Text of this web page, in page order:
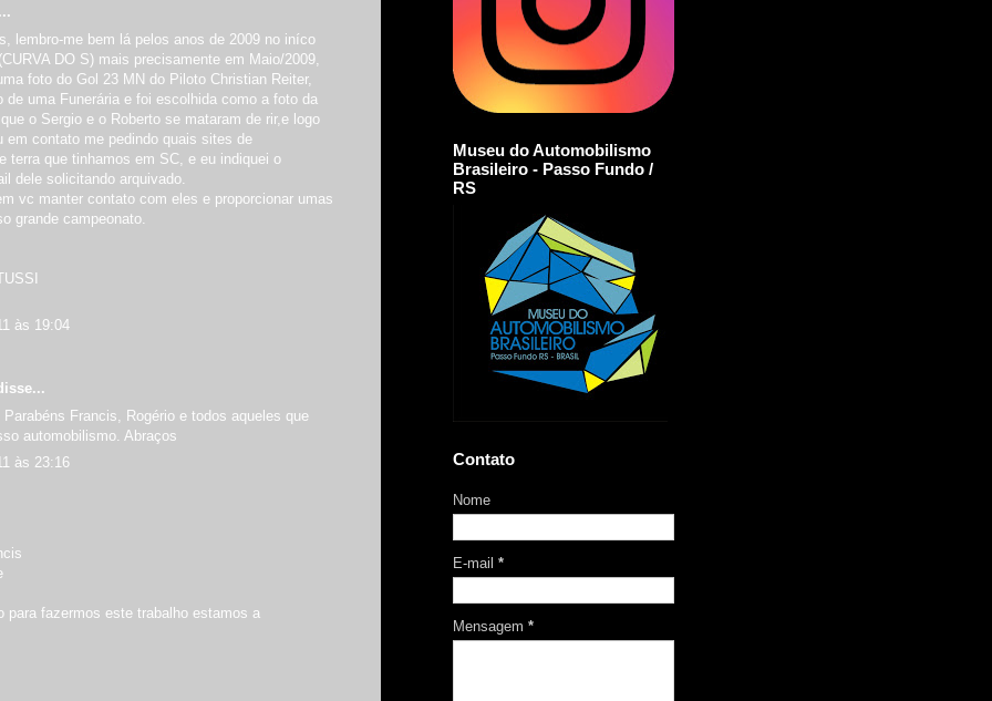
lembro-me bem lá pelos anos de 2009 no iníco
DO S) mais precisamente em Maio/2009,
foto do Gol 23 MN do Piloto Christian Reiter,
de uma Funerária e foi escolhida como a foto da
o Sergio e o Roberto se mataram de rir,e logo
em contato me pedindo quais sites de
terra que tinhamos em SC, e eu indiquei o
dele solicitando arquivado.
vc manter contato com eles e proporcionar umas
grande campeonato.
às 19:04
Parabéns Francis, Rogério e todos aqueles que
automobilismo. Abraços
às 23:16
para fazermos este trabalho estamos a
Museu do Automobilismo
Brasileiro - Passo Fundo /
RS
Contato
Nome
E-mail *
Mensagem *